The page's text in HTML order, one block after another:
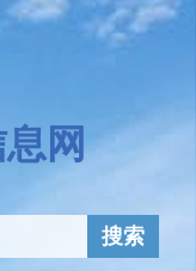
网
搜索